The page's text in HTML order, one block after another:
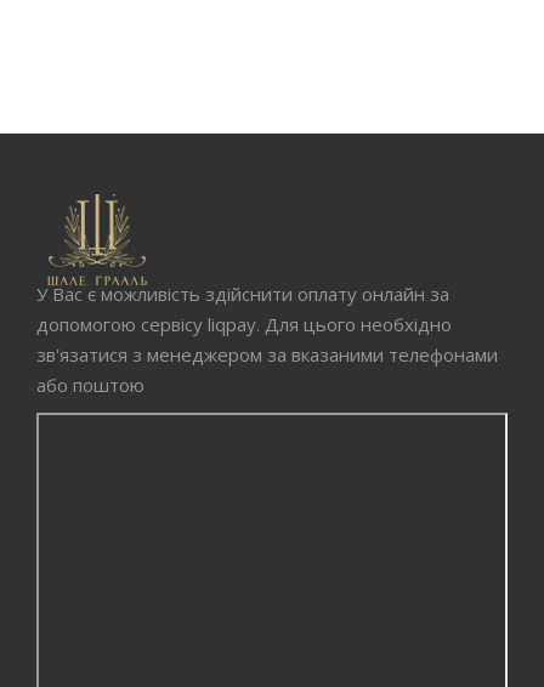
У Вас є можливість здійснити оплату онлайн за
допомогою сервісу liqpay. Для цього необхідно
зв'язатися з менеджером за вказаними телефонами
або поштою